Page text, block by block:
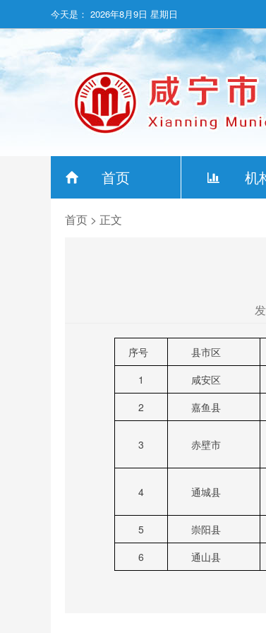
今天是： 2026年8月9日 星期日
首页 机
首页 > 正文
序号 县市区
1
咸安区
2
嘉鱼县
3 赤壁市
4 通城县
5 崇阳县
6
通山县